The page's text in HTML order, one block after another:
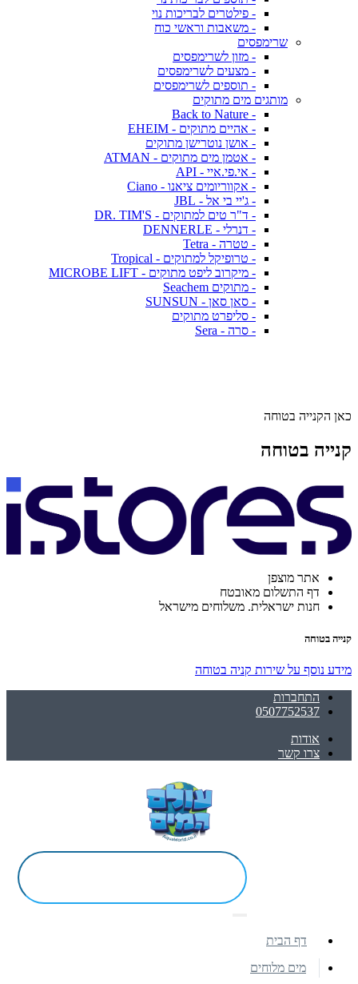
- פילטרים לבריכות נוי
- משאבות וראשי כוח
שרימפסים
- מזון לשרימפסים
- מצעים לשרימפסים
- תוספים לשרימפסים
מותגים מים מתוקים
- Back to Nature
- אהיים מתוקים - EHEIM
- אושן נוטרישן מתוקים
- אטמן מים מתוקים - ATMAN
- אי.פי.איי - API
- אקווריומים ציאנו - Ciano
- ג'יי בי אל - JBL
- ד"ר טים למתוקים - DR. TIM'S
- דנרלי - DENNERLE
- טטרה - Tetra
- טרופיקל למתוקים - Tropical
- מיקרוב ליפט מתוקים - MICROBE LIFT
- מתוקים Seachem
- סאן סאן - SUNSUN
- סליפרט מתוקים
- סרה - Sera
כאן הקנייה בטוחה
קנייה בטוחה
אתר מוצפן
דף התשלום מאובטח
חנות ישראלית. משלוחים מישראל
קנייה בטוחה
מידע נוסף על שירות קניה בטוחה
התחברות
0507752537
אודות
צרו קשר
דף הבית
מים מלוחים